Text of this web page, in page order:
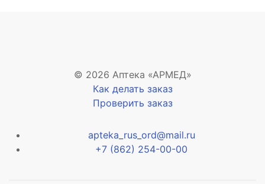
© 2026 Аптека «АРМЕД»
Как делать заказ
Проверить заказ
apteka_rus_ord@mail.ru
+7 (862) 254-00-00